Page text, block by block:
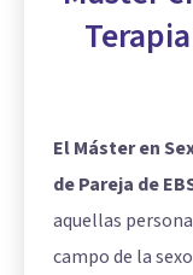
El Máster en
de Pareja de
aquellas
campo de la